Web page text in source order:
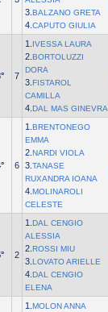
3. BALZANO GRETA
4. CAPUTO GIULIA
7
1. IVESSA LAURA
2. BORTOLUZZI
DORA
3. FISTAROL
CAMILLA
4. DAL MAS GINEVRA
6
1. BRENTONEGO
EMMA
2. NARDI VIOLA
3. TANASE
RUXANDRA IOANA
4. MOLINAROLI
CELESTE
2
1. DAL CENGIO
ALESSIA
2. ROSSI MIU
3. LOVATO ARIELLE
4. DAL CENGIO
ELENA
1. MOLON ANNA